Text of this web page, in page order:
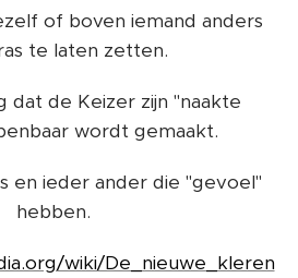
of boven iemand anders
te laten zetten.
dat de Keizer zijn "naakte
wordt gemaakt.
en ieder ander die "gevoel"
hebben.
wiki/De_nieuwe_kleren